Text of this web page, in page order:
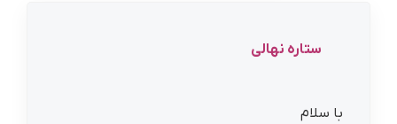
ستاره نهالی
با سلام